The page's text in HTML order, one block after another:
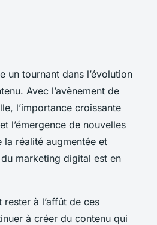
un tournant dans l’évolution
Avec l’avènement de
l’importance croissante
l’émergence de nouvelles
réalité augmentée et
marketing digital est en
à l’affût de ces
à créer du contenu qui